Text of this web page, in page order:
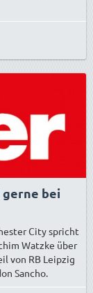
gerne bei
City spricht
Watzke über
von RB Leipzig
Sancho.